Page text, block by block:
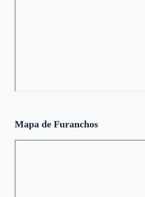
Mapa de Furanchos